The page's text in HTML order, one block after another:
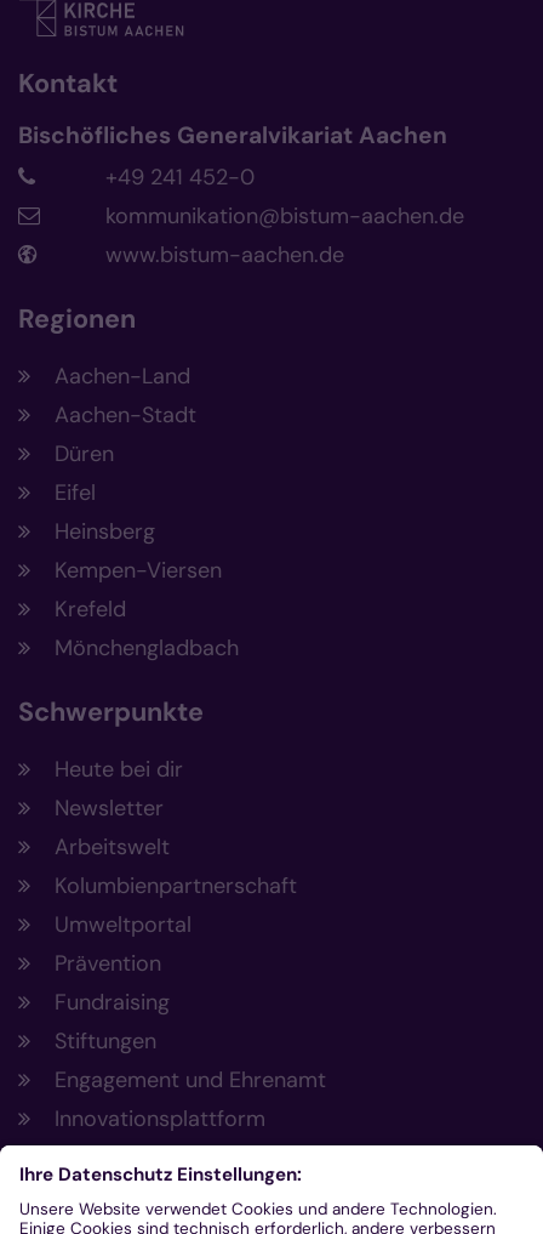
Kontakt
Bischöfliches Generalvikariat Aachen
+49 241 452-0
kommunikation@bistum-aachen.de
www.bistum-aachen.de
Regionen
Aachen-Land
Aachen-Stadt
Düren
Eifel
Heinsberg
Kempen-Viersen
Krefeld
Mönchengladbach
Schwerpunkte
Heute bei dir
Newsletter
Arbeitswelt
Kolumbienpartnerschaft
Umweltportal
Prävention
Fundraising
Stiftungen
Engagement und Ehrenamt
Innovationsplattform
Aus der Plattform